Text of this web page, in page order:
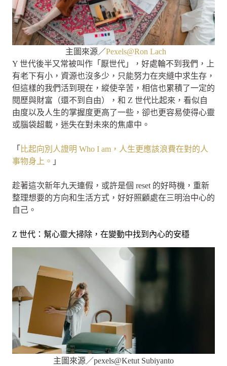
主圖來源／Pexels@Ron Lach
Y 世代後半又常被叫作「厭世代」，好處輪不到我們，上
有老下有小，資源也沒多少，只能努力在夾縫中求生存，
但這樣的我們活到現在，縱使辛苦，相信也累積了一定的
閱歷與財富（還不到自由），和 Z 世代比起來，看似自
由度以及人生的掌握度更高了一些，卻也更容易使得心靈
或腦袋超載，迷失在對未來的焦慮中。
「 比起向別人證明 Who I am，人生更應該浪費在對的人
事物身上。 」
趁著這次新年九天連假，或許是個 reset 的好時機，重新
整理想要的方向和生活方式，好好照顧處在三明治中心的
自己。
Z 世代：幫心靈大掃除，在變動中找到內心的安穩
主圖來源／pexels@Ketut Subiyanto